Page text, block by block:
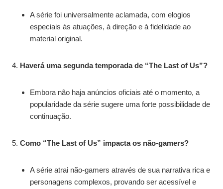
A série foi universalmente aclamada, com elogios
especiais às atuações, à direção e à fidelidade ao
material original.
Haverá uma segunda temporada de “The Last of Us”?
Embora não haja anúncios oficiais até o momento, a
popularidade da série sugere uma forte possibilidade de
continuação.
Como “The Last of Us” impacta os não-gamers?
A série atrai não-gamers através de sua narrativa rica e
personagens complexos, provando ser acessível e